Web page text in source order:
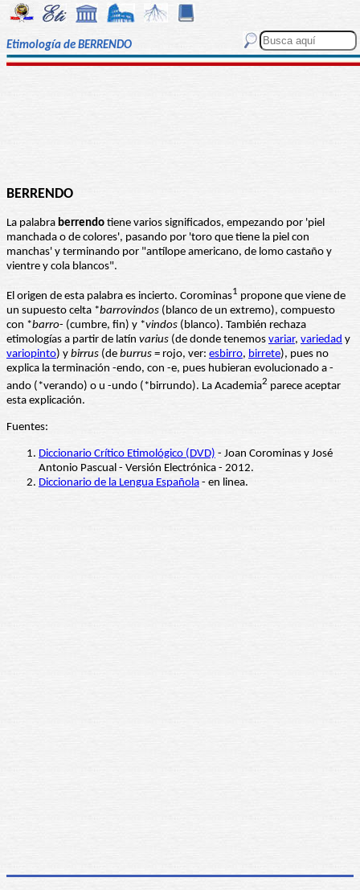
Etimología de BERRENDO
BERRENDO
La palabra berrendo tiene varios significados, empezando por 'piel
manchada o de colores', pasando por 'toro que tiene la piel con
manchas' y terminando por "antílope americano, de lomo castaño y
vientre y cola blancos".
El origen de esta palabra es incierto. Corominas1 propone que viene de
un supuesto celta *barrovindos (blanco de un extremo), compuesto
con *barro- (cumbre, fin) y *vindos (blanco). También rechaza
etimologías a partir de latín varius (de donde tenemos variar, variedad y
variopinto) y birrus (de burrus = rojo, ver: esbirro, birrete), pues no
explica la terminación -endo, con -e, pues hubieran evolucionado a -
ando (*verando) o u -undo (*birrundo). La Academia2 parece aceptar
esta explicación.
Fuentes:
Diccionario Crítico Etimológico (DVD) - Joan Corominas y José
Antonio Pascual - Versión Electrónica - 2012.
Diccionario de la Lengua Española - en linea.